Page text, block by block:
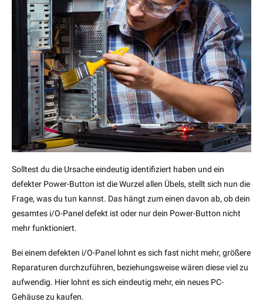
Solltest du die Ursache eindeutig identifiziert haben und ein
defekter Power-Button ist die Wurzel allen Übels, stellt sich nun die
Frage, was du tun kannst. Das hängt zum einen davon ab, ob dein
gesamtes i/O-Panel defekt ist oder nur dein Power-Button nicht
mehr funktioniert.
Bei einem defekten i/O-Panel lohnt es sich fast nicht mehr, größere
Reparaturen durchzuführen, beziehungsweise wären diese viel zu
aufwendig. Hier lohnt es sich eindeutig mehr, ein neues PC-
Gehäuse zu kaufen.